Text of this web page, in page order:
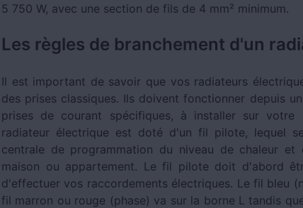
5 750 W, avec une section de fils de 4 mm² minimum.
Les règles de branchement d'un
Il est important de savoir que vos radiateurs
des prises classiques. Ils doivent fonctionner depuis
prises de courant spécifiques, à installer sur votre
radiateur électrique est doté d'un fil pilote, lequel
centrale de programmation du niveau de chaleur et
maison ou appartement. Le fil pilote doit d'abord
d'effectuer vos raccordements électriques. Le fil bleu
fil marron ou rouge (phase) va sur la borne L tandis